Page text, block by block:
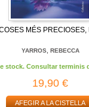
MÉS PRECIOSES,
YARROS, REBECCA
stock. Consultar terminis
19,90 €
AFEGIR A LA CISTELLA